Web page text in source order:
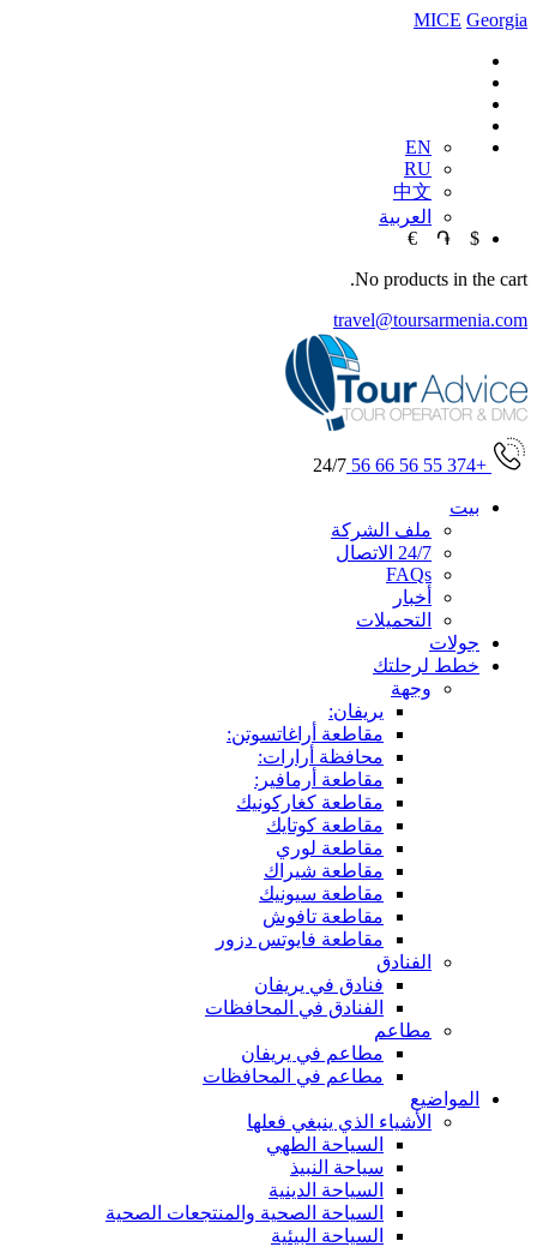
MICE Georgia
EN
RU
中文
العربية
$
֏
€
No products in the cart.
travel@toursarmenia.com
+374 55 56 66 56
24/7
بيت
ملف الشركة
24/7 الاتصال
FAQs
أخبار
التحميلات
جولات
خطط لرحلتك
وجهة
يريفان:
مقاطعة أراغاتسوتن:
محافظة أرارات:
مقاطعة أرمافير:
مقاطعة كغاركونيك
مقاطعة كوتايك
مقاطعة لوري
مقاطعة شيراك
مقاطعة سيونيك
مقاطعة تافوش
مقاطعة فايوتس دزور
الفنادق
فنادق في يريفان
الفنادق في المحافظات
مطاعم
مطاعم في يريفان
مطاعم في المحافظات
المواضيع
الأشياء الذي ينبغي فعلها
السياحة الطهي
سياحة النبيذ
السياحة الدينية
السياحة الصحية والمنتجعات الصحية
السياحة البيئية